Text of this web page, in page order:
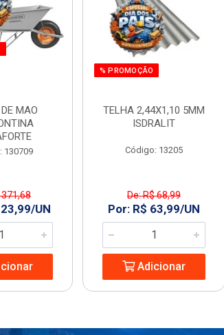
MAO
130709
371,68
UN
% PROMOÇÃO
TELHA 2,44X1,10 5MM
ISDRALIT
Código: 13205
De: R$ 68,99
Por: R$ 63,99/UN
Adicionar